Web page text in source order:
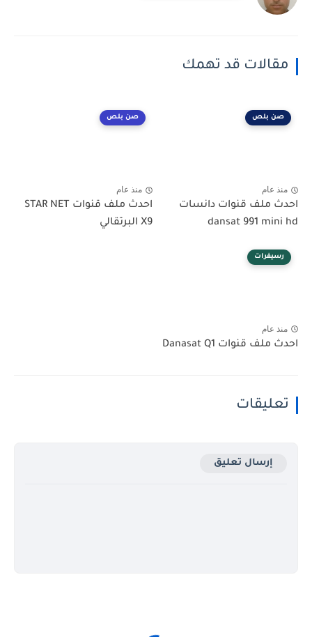
مقالات قد تهمك
صن بلص
منذ عام
احدث ملف قنوات دانسات
dansat 991 mini hd
صن بلص
منذ عام
احدث ملف قنوات STAR NET
X9 البرتقالي
رسيفرات
منذ عام
احدث ملف قنوات Danasat Q1
تعليقات
إرسال تعليق